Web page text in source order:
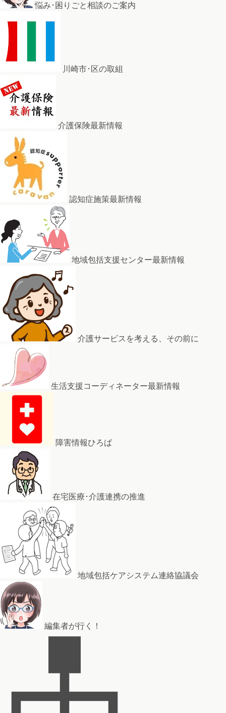
悩み･困りごと相談のご案内
川崎市･区の取組
介護保険最新情報
認知症施策最新情報
地域包括支援センター最新情報
介護サービスを考える、その前に
生活支援コーディネーター最新情報
障害情報ひろば
在宅医療･介護連携の推進
地域包括ケアシステム連絡協議会
編集者が行く！